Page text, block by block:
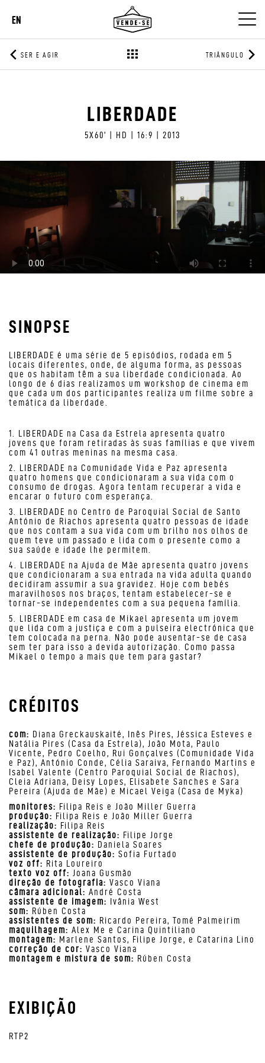
EN
SER E AGIR TRIÂNGULO
LIBERDADE
5X60’ | HD | 16:9 | 2013
SINOPSE
LIBERDADE é uma série de 5 episódios, rodada em 5
locais diferentes, onde, de alguma forma, as pessoas
que os habitam têm a sua liberdade condicionada. Ao
longo de 6 dias realizamos um workshop de cinema em
que cada um dos participantes realiza um filme sobre a
temática da liberdade.
1. LIBERDADE na Casa da Estrela apresenta quatro
jovens que foram retiradas às suas famílias e que vivem
com 41 outras meninas na mesma casa.
2. LIBERDADE na Comunidade Vida e Paz apresenta
quatro homens que condicionaram a sua vida com o
consumo de drogas. Agora tentam recuperar a vida e
encarar o futuro com esperança.
3. LIBERDADE no Centro de Paroquial Social de Santo
António de Riachos apresenta quatro pessoas de idade
que nos contam a sua vida com um brilho nos olhos de
quem teve um passado e lida com o presente como a
sua saúde e idade lhe permitem.
4. LIBERDADE na Ajuda de Mãe apresenta quatro jovens
que condicionaram a sua entrada na vida adulta quando
decidiram assumir a sua gravidez. Hoje com bebés
maravilhosos nos braços, tentam estabelecer-se e
tornar-se independentes com a sua pequena família.
5. LIBERDADE em casa de Mikael apresenta um jovem
que lida com a justiça e com a pulseira electrónica que
tem colocada na perna. Não pode ausentar-se de casa
sem ter para isso a devida autorização. Como passa
Mikael o tempo a mais que tem para gastar?
CRÉDITOS
com: Diana Greckauskaité, Inês Pires, Jéssica Esteves e
Natália Pires (Casa da Estrela), João Mota, Paulo
Vicente, Pedro Coelho, Rui Gonçalves (Comunidade Vida
e Paz), António Conde, Célia Saraiva, Fernando Martins e
Isabel Valente (Centro Paroquial Social de Riachos),
Cleia Adriana, Deisy Lopes, Elisabete Sanches e Sara
Pereira (Ajuda de Mãe) e Micael Veiga (Casa de Myka)
monitores: Filipa Reis e João Miller Guerra
produção: Filipa Reis e João Miller Guerra
realização: Filipa Reis
assistente de realização: Filipe Jorge
chefe de produção: Daniela Soares
assistente de produção: Sofia Furtado
voz off: Rita Loureiro
texto voz off: Joana Gusmão
direção de fotografia: Vasco Viana
câmara adicional: André Costa
assistente de imagem: Ivânia West
som: Rúben Costa
assistentes de som: Ricardo Pereira, Tomé Palmeirim
maquilhagem: Alex Me e Carina Quintiliano
montagem: Marlene Santos, Filipe Jorge, e Catarina Lino
correção de cor: Vasco Viana
montagem e mistura de som: Rúben Costa
EXIBIÇÃO
RTP2